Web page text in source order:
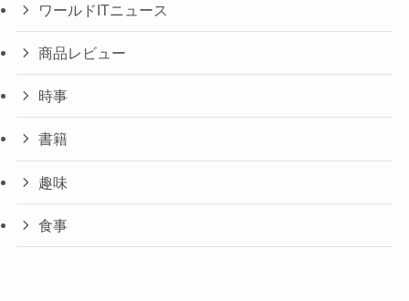
ワールドITニュース
商品レビュー
時事
書籍
趣味
食事